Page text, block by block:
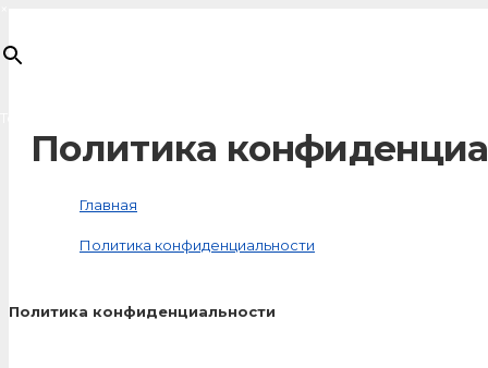
Политика
Главная
Политика конфиденциальности
Политика конфиденциальности